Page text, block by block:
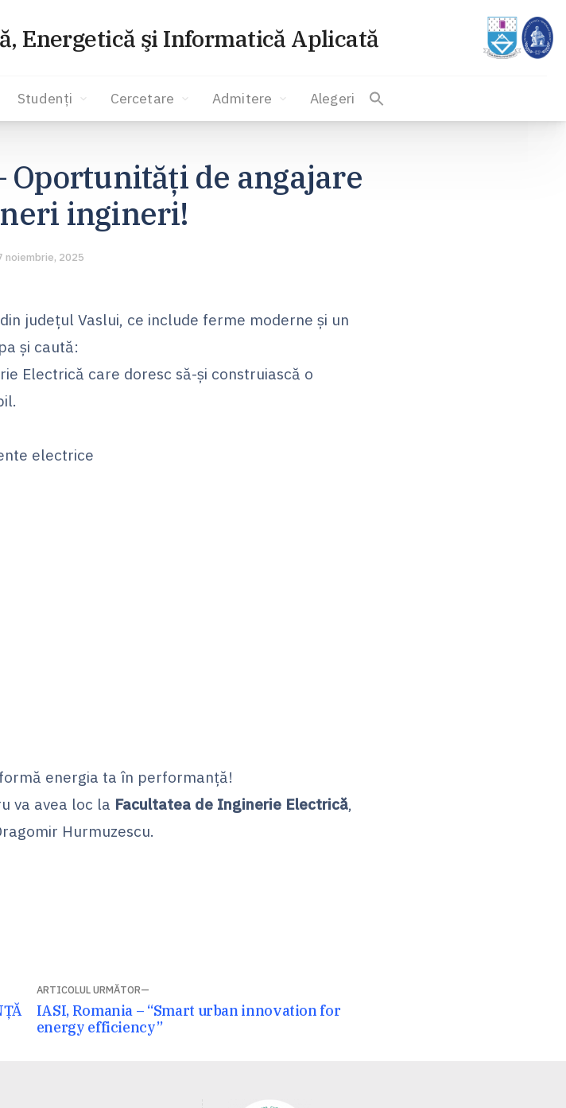
Energetică şi Informatică Aplicată
Studenți Cercetare Admitere Alegeri
Oportunități de angajare
ingineri!
noiembrie, 2025
județul Vaslui, ce include ferme moderne și un
și caută:
Electrică care doresc să-și construiască o
electrice
energia ta în performanță!
va avea loc la Facultatea de Inginerie Electrică,
Hurmuzescu.
ARTICOLUL URMĂTOR
Articolul
următor:
IASI, Romania – “Smart urban innovation for
energy efficiency”